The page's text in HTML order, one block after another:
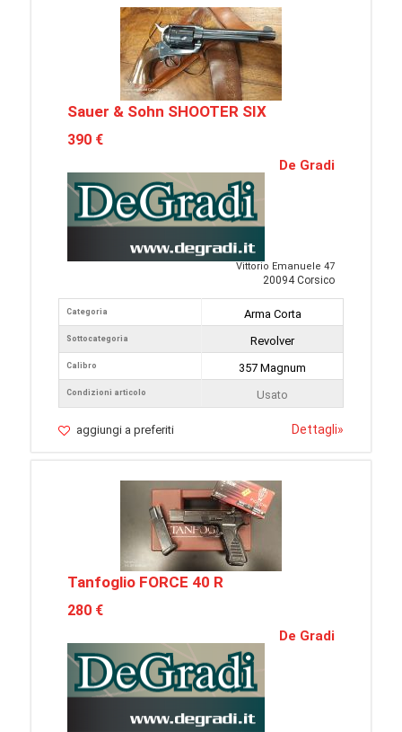
Sauer & Sohn SHOOTER SIX
390 €
De Gradi
Vittorio Emanuele 47
20094 Corsico
Categoria
Sottocategoria
Calibro
Condizioni articolo
Arma Corta
Revolver
357 Magnum
Usato
aggiungi a preferiti Dettagli»
Tanfoglio FORCE 40 R
280 €
De Gradi